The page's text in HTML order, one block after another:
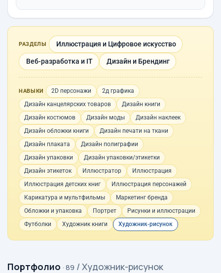
РАЗДЕЛЫ Иллюстрация и Цифровое искусство
Веб-разработка и IT Дизайн и Брендинг
НАВЫКИ 2D персонажи
2д графика
Дизайн канцелярских товаров
Дизайн книги
Дизайн костюмов
Дизайн моды
Дизайн наклеек
Дизайн обложки книги
Дизайн печати на ткани
Дизайн плаката
Дизайн полиграфии
Дизайн упаковки
Дизайн упаковки/этикетки
Дизайн этикеток
Иллюстратор
Иллюстрация
Иллюстрация детских книг
Иллюстрация персонажей
Карикатура и мультфильмы
Маркетинг бренда
Обложки и упаковка
Портрет
Рисунки и иллюстрации
Футболки
Художник книги Художник-рисунок
Портфолио · 89 / Художник-рисунок